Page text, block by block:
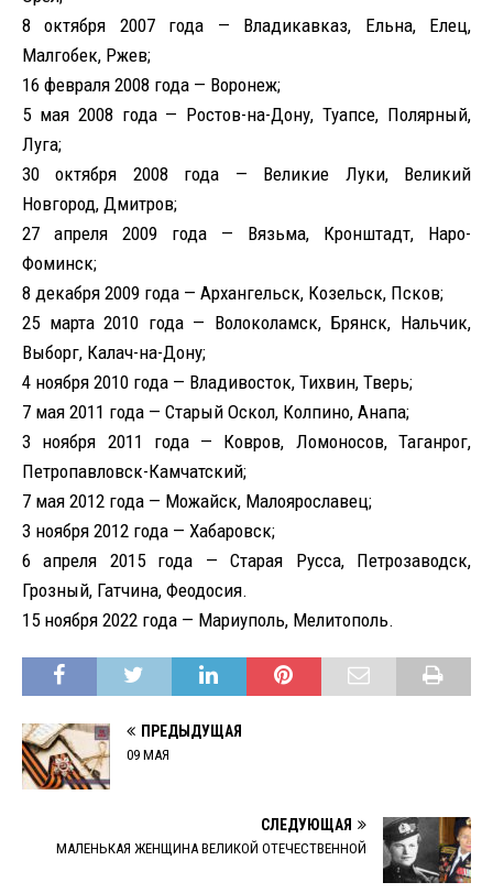
8 октября 2007 года — Владикавказ, Ельна, Елец,
Малгобек, Ржев;
16 февраля 2008 года — Воронеж;
5 мая 2008 года — Ростов-на-Дону, Туапсе, Полярный,
Луга;
30 октября 2008 года — Великие Луки, Великий
Новгород, Дмитров;
27 апреля 2009 года — Вязьма, Кронштадт, Наро-
Фоминск;
8 декабря 2009 года — Архангельск, Козельск, Псков;
25 марта 2010 года — Волоколамск, Брянск, Нальчик,
Выборг, Калач-на-Дону;
4 ноября 2010 года — Владивосток, Тихвин, Тверь;
7 мая 2011 года — Старый Оскол, Колпино, Анапа;
3 ноября 2011 года — Ковров, Ломоносов, Таганрог,
Петропавловск-Камчатский;
7 мая 2012 года — Можайск, Малоярославец;
3 ноября 2012 года — Хабаровск;
6 апреля 2015 года — Старая Русса, Петрозаводск,
Грозный, Гатчина, Феодосия.
15 ноября 2022 года — Мариуполь, Мелитополь.
ПРЕДЫДУЩАЯ
09 МАЯ
СЛЕДУЮЩАЯ
МАЛЕНЬКАЯ ЖЕНЩИНА ВЕЛИКОЙ ОТЕЧЕСТВЕННОЙ